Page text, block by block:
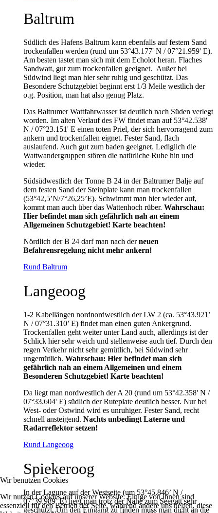
Baltrum
Südlich des Hafens Baltrum kann ebenfalls auf festem Sand
trockenfallen werden (rund um 53°43.177' N / 07°21.959' E).
Am besten tastet man sich mit dem Echolot heran. Flaches
Sandwatt, gut zum trockenfallen geeignet. Außer bei
Südwind liegt man hier sehr ruhig und geschützt. Das
Besondere Schutzgebiet beginnt erst 1/3 Meile westlich der
o.g. Position, man hat also genug Platz.
Das Baltrumer Wattfahrwasser ist deutlich nach Süden verlegt
worden. Im alten Verlauf des FW findet man auf 53°42.538'
N / 07°23.151' E einen toten Priel, der sich hervorragend zum
ankern und trockenfallen eignet. Fester Sand, flach
auslaufend. Auch gut zum baden geeignet. Lediglich die
Wattwandergruppen stören die natürliche Ruhe hin und
wieder.
Südsüdwestlich der Tonne B 24 in der Baltrumer Balje auf
dem festen Sand der Steinplate kann man trockenfallen
(53°42,5’N/7°26,25’E). Schwimmt man hier wieder auf,
kommt man auch über das Wattenhoch rüber. Wahrschau:
Hier befindet man sich gefährlich nah an einem
Allgemeinen Schutzgebiet! Karte beachten!
Nördlich der B 24 darf man nach derneuen
Befahrensregelung nicht mehr ankern!
Rund Baltrum
Langeoog
1-2 Kabellängen nordnordwestlich der LW 2 (ca. 53°43.921’
N / 07°31.310’ E) findet man einen guten Ankergrund.
Trockenfallen geht weiter unter Land auch, allerdings ist der
Schlick hier sehr weich und stellenweise auch tief. Durch den
regen Verkehr nicht sehr gemütlich, bei Südwind sehr
ungemütlich. Wahrschau: Hier befindet man sich
gefährlich nah an einem Allgemeinen und einem
Besonderen Schutzgebiet! Karte beachten!
Da liegt man nordwestlich der A 20 (rund um 53°42.358' N /
07°33.604' E) südlich der Ruteplate deutlich besser. Nur bei
West- oder Ostwind wird es unruhiger. Fester Sand, recht
schnell ansteigend. Nachts unbedingt Laterne und
Radarreflektor setzen!
Rund Langeoog
Spiekeroog
In der Lagune auf der Westseite (um 53°45.846’ N /
07°39.989’ E) liegt man trotz der Nähe zum Seegatt sehr
geschützt. Um den Eingang zu finden muss man dicht an die
Wir benutzen Cookies
Wir nutzen Cookies auf unserer Website. Einige von ihnen sind
essenziell für den Betrieb der Seite, während andere uns helfen, diese